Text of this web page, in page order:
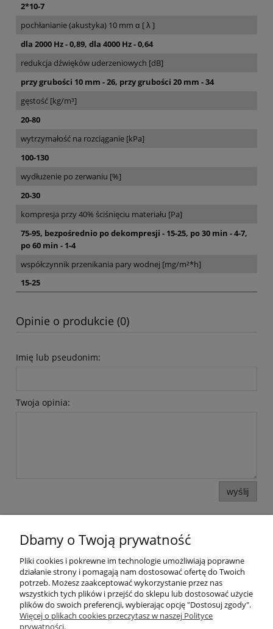
2*10-7
pochłanianie (akustyka) 10 mm α [ λ ]
dla 2000 Hz - 0,89, dla 4000 Hz - 0,64
redukcja dźwięków uderzeniowych [dB]
przy grubości 10 mm - 26, przy grubości 20 mm - 34
gęstość [kg/m³]
20-80
wytrzymałość na rozciąganie [kPa]
100-130
wydłużenie po zerwaniu [%]
20-30
kompresja przy 40% ściśnięciu materiału [Pa]
75-95, bezpośrednio po dekompresji - 15-25, po 30 min - 4-7,
po 60 min - 1-4
współczynnik przenikania pary wodnej [mg/m²*h]
15-25
Opinie o produkcie (0)
Imię lub pseudonim:
Twoja opinia:
wyślij
Pomoc
Kategorie
Płatności i dostawa
Dbamy o Twoją prywatność
Pliki cookies i pokrewne im technologie umożliwiają poprawne
działanie strony i pomagają nam dostosować ofertę do Twoich
potrzeb. Możesz zaakceptować wykorzystanie przez nas
wszystkich tych plików i przejść do sklepu lub dostosować użycie
plików do swoich preferencji, wybierając opcję "Dostosuj zgody".
Więcej o plikach cookies przeczytasz w naszej Polityce
prywatności.